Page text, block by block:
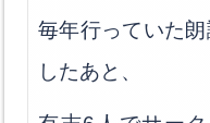
毎年行っていた
したあと、